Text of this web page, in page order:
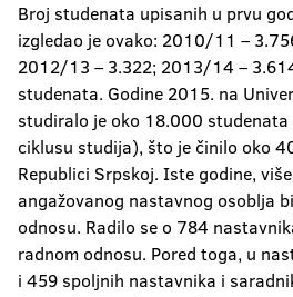
Broj studenata upisanih u prvu
izgledao je ovako: 2010/11 –
2012/13 – 3.322; 2013/14 –
studenata. Godine 2015. na
studiralo je oko 18.000
ciklusu studija), što je činilo oko
Republici Srpskoj. Iste godine,
angažovanog nastavnog osoblja
odnosu. Radilo se o 784
radnom odnosu. Pored toga, u
i 459 spoljnih nastavnika i